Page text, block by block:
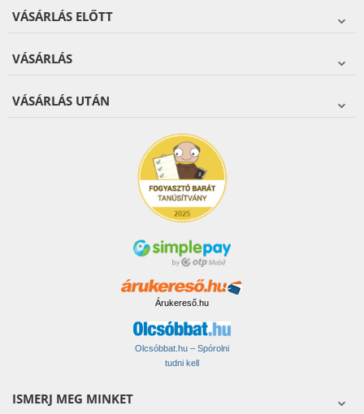
VÁSÁRLÁS ELŐTT
VÁSÁRLÁS
VÁSÁRLÁS UTÁN
Árukereső.hu
Olcsóbbat.hu – Spórolni
tudni kell
ISMERJ MEG MINKET